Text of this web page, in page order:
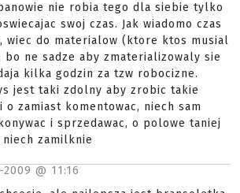
nie robia tego dla siebie tylko
swoj czas. Jak wiadomo czas
wiec do materialow (ktore ktos musial
bo ne sadze aby zmaterializowaly sie
kilka godzin za tzw robocizne.
jest taki zdolny aby zrobic takie
o zamiast komentowac, niech sam
i sprzedawac, o polowe taniej
zamilknie
@ 11:16